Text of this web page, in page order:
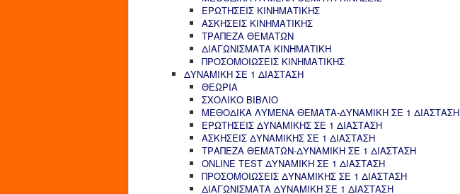
ΕΡΩΤΗΣΕΙΣ ΚΙΝΗΜΑΤΙΚΗΣ
ΑΣΚΗΣΕΙΣ ΚΙΝΗΜΑΤΙΚΗΣ
ΤΡΑΠΕΖΑ ΘΕΜΑΤΩΝ
ΔΙΑΓΩΝΙΣΜΑΤΑ ΚΙΝΗΜΑΤΙΚΗ
ΠΡΟΣΟΜΟΙΩΣΕΙΣ ΚΙΝΗΜΑΤΙΚΗΣ
ΔΥΝΑΜΙΚΗ ΣΕ 1 ΔΙΑΣΤΑΣΗ
ΘΕΩΡΙΑ
ΣΧΟΛΙΚΟ ΒΙΒΛΙΟ
ΜΕΘΟΔΙΚΑ ΛΥΜΕΝΑ ΘΕΜΑΤΑ-ΔΥΝΑΜΙΚΗ ΣΕ 1 ΔΙΑΣΤΑΣΗ
ΕΡΩΤΗΣΕΙΣ ΔΥΝΑΜΙΚΗΣ ΣΕ 1 ΔΙΑΣΤΑΣΗ
ΑΣΚΗΣΕΙΣ ΔΥΝΑΜΙΚΗΣ ΣΕ 1 ΔΙΑΣΤΑΣΗ
ΤΡΑΠΕΖΑ ΘΕΜΑΤΩΝ-ΔΥΝΑΜΙΚΗ ΣΕ 1 ΔΙΑΣΤΑΣΗ
ONLINE TEST ΔΥΝΑΜΙΚΗ ΣΕ 1 ΔΙΑΣΤΑΣΗ
ΠΡΟΣΟΜΟΙΩΣΕΙΣ ΔΥΝΑΜΙΚΗΣ ΣΕ 1 ΔΙΑΣΤΑΣΗ
ΔΙΑΓΩΝΙΣΜΑΤΑ ΔΥΝΑΜΙΚΗ ΣΕ 1 ΔΙΑΣΤΑΣΗ